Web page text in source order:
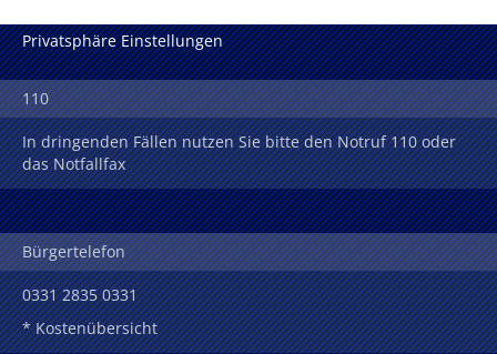
Privatsphäre Einstellungen
110
In dringenden Fällen nutzen Sie bitte den Notruf 110 oder
das Notfallfax
Bürgertelefon
0331 2835 0331
* Kostenübersicht